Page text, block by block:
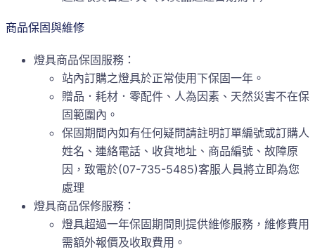
商品保固與維修
燈具商品保固服務：
站內訂購之燈具於正常使用下保固一年。
贈品．耗材．零配件、人為因素、天然災害不在保
固範圍內。
保固期間內如有任何疑問請註明訂單編號或訂購人
姓名、連絡電話、收貨地址、商品編號、故障原
因，致電於(07-735-5485)客服人員將立即為您
處理
燈具商品保修服務：
燈具超過一年保固期間則提供維修服務，維修費用
需額外報價及收取費用。